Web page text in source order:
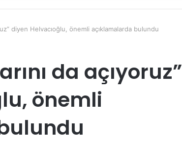
diyen Helvacıoğlu, önemli açıklamalarda bulundu
da açıyoruz”
önemli